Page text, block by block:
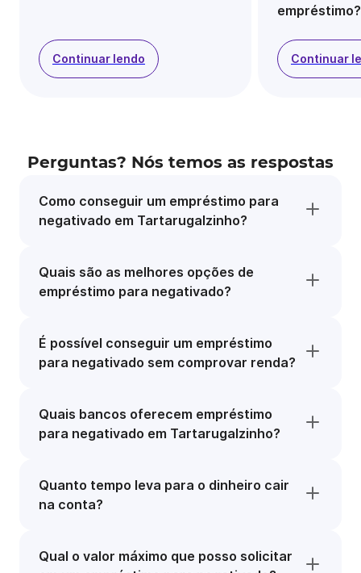
Continuar lendo
empréstimo?
Continuar
Perguntas? Nós temos as respostas
Como conseguir um empréstimo para
negativado em Tartarugalzinho?
Quais são as melhores opções de
empréstimo para negativado?
É possível conseguir um empréstimo
para negativado sem comprovar renda?
Quais bancos oferecem empréstimo
para negativado em Tartarugalzinho?
Quanto tempo leva para o dinheiro cair
na conta?
Qual o valor máximo que posso solicitar